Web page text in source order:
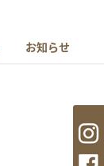
お知らせ